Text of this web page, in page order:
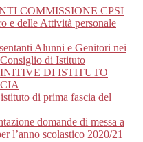
COMMISSIONE CPSI
e delle Attività personale
Alunni e Genitori nei
di Istituto
DI ISTITUTO
di prima fascia del
domande di messa a
l’anno scolastico 2020/21